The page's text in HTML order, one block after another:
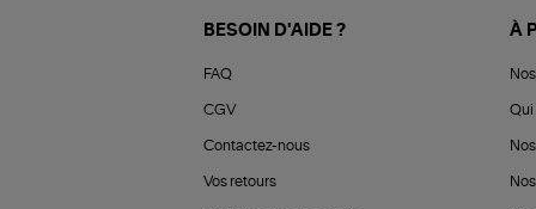
BESOIN D'AIDE ?
FAQ
CGV
Contactez-nous
Vos retours
À
Qui